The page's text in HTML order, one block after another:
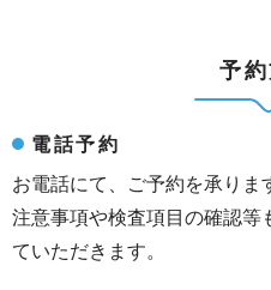
予
電話予約
お電話にて、ご予約を承りま
注意事項や検査項目の確認
ていただきます。